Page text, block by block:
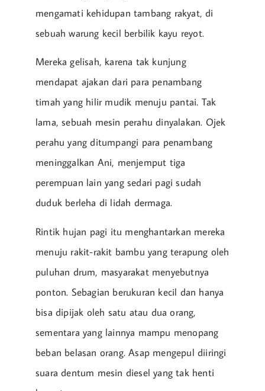
mengamati kehidupan tambang rakyat, di
sebuah warung kecil berbilik kayu reyot.
Mereka gelisah, karena tak kunjung
mendapat ajakan dari para penambang
timah yang hilir mudik menuju pantai. Tak
lama, sebuah mesin perahu dinyalakan. Ojek
perahu yang ditumpangi para penambang
meninggalkan Ani, menjemput tiga
perempuan lain yang sedari pagi sudah
duduk berleha di lidah dermaga.
Rintik hujan pagi itu menghantarkan mereka
menuju rakit-rakit bambu yang terapung oleh
puluhan drum, masyarakat menyebutnya
ponton. Sebagian berukuran kecil dan hanya
bisa dipijak oleh satu atau dua orang,
sementara yang lainnya mampu menopang
beban belasan orang. Asap mengepul diiringi
suara dentum mesin diesel yang tak henti